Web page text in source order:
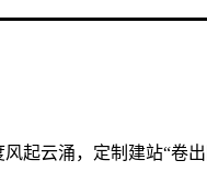
起云涌，定制建站“卷